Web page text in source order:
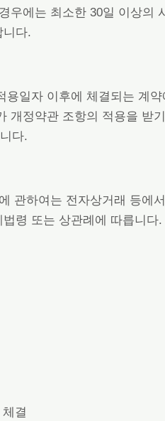
우에는 최소한 30일 이상
니다.
일자 이후에 체결되는 계
정약관 조항의 적용을 받
다.
관하여는 전자상거래 등에
령 또는 상관례에 따릅니다.
결